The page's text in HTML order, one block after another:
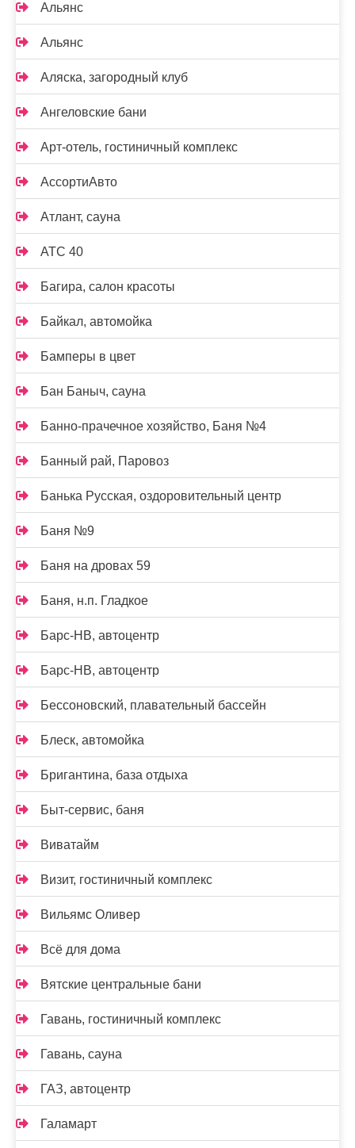
Альянс
Альянс
Аляска, загородный клуб
Ангеловские бани
Арт-отель, гостиничный комплекс
АссортиАвто
Атлант, сауна
АТС 40
Багира, салон красоты
Байкал, автомойка
Бамперы в цвет
Бан Баныч, сауна
Банно-прачечное хозяйство, Баня №4
Банный рай, Паровоз
Банька Русская, оздоровительный центр
Баня №9
Баня на дровах 59
Баня, н.п. Гладкое
Барс-НВ, автоцентр
Барс-НВ, автоцентр
Бессоновский, плавательный бассейн
Блеск, автомойка
Бригантина, база отдыха
Быт-сервис, баня
Виватайм
Визит, гостиничный комплекс
Вильямс Оливер
Всё для дома
Вятские центральные бани
Гавань, гостиничный комплекс
Гавань, сауна
ГАЗ, автоцентр
Галамарт